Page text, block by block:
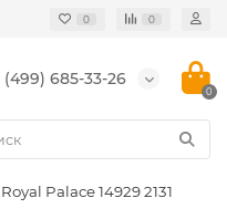
0 0
(499) 685-33-26
0
Palace 14929 2131